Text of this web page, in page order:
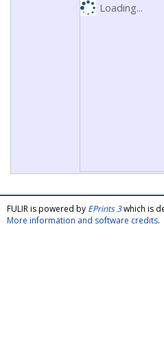
Loading...
FULIR is powered by EPrints 3which is
More information and software credits.